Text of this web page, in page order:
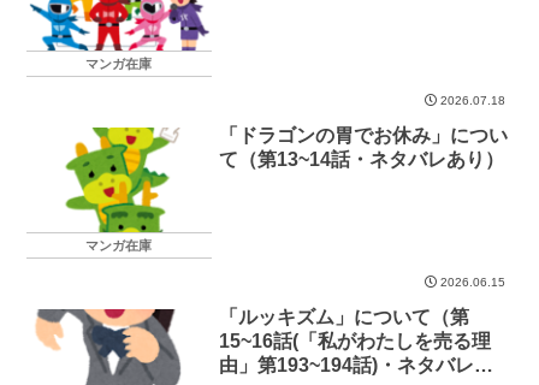
マンガ在庫
2026.07.18
マンガ在庫
「ドラゴンの胃でお休み」につい
て（第13~14話・ネタバレあり）
2026.06.15
「ルッキズム」について（第
15~16話(「私がわたしを売る理
由」第193~194話)・ネタバレあ